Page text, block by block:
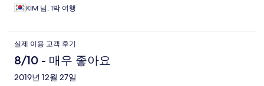
KIM 님, 1박 여행
실제 이용 고객 후기
8/10 - 매우 좋아요
2019년 12월 27일